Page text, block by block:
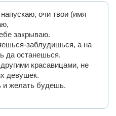
очи твои (имя
закрываю.
заблудишься, а на
да останешься.
красавицами, не
девушек.
и желать будешь.